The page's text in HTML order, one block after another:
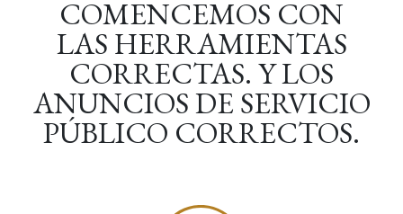
COMENCEMOS CON
LAS HERRAMIENTAS
CORRECTAS. YLOS
ANUNCIOSDE SERVICIO
PÚBLICO CORRECTOS.